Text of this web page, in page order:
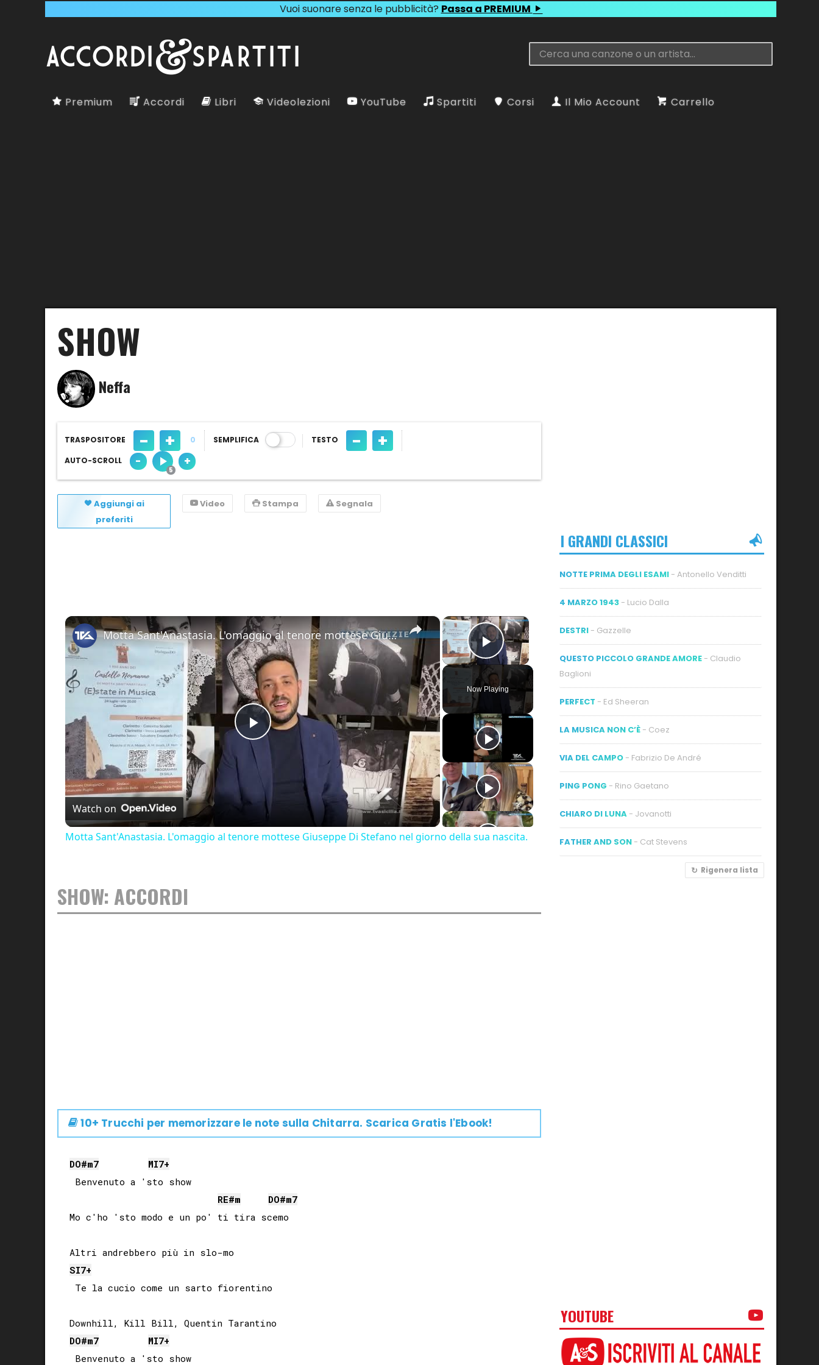
Vuoi suonare senza le pubblicità? Passa a PREMIUM
Premium Accordi Libri Videolezioni YouTube Spartiti Corsi Il Mio Account Carrello
SHOW
Neffa
TRASPOSITORE - + 0 SEMPLIFICA TESTO - +
AUTO-SCROLL - +
Aggiungi ai
preferiti
Video Stampa Segnala
×
Play Video
Now Playing
×
Play
Motta Sant'Anastasia. L'omaggio al tenore mottese Giuseppe Di Stefano nel giorno della sua nascita.
Watch on
Motta Sant'Anastasia. L'omaggio al tenore mottese Giuseppe Di Stefano nel giorno della sua nascita.
SHOW: ACCORDI
10+ Trucchi per memorizzare le note sulla Chitarra. Scarica Gratis l'Ebook!
DO#m7 MI7+
Benvenuto a 'sto show
RE#m DO#m7
Mo c'ho 'sto modo e un po' ti tira scemo
SI7+
Te la cucio come un sarto fiorentino
DO#m7 MI7+
Benvenuto a 'sto show
I GRANDI CLASSICI
NOTTE PRIMA DEGLI ESAMI - Antonello Venditti
4 MARZO 1943 - Lucio Dalla
DESTRI - Gazzelle
QUESTO PICCOLO GRANDE AMORE - Claudio
Baglioni
PERFECT - Ed Sheeran
LA MUSICA NON C’È - Coez
VIA DEL CAMPO - Fabrizio De André
PING PONG - Rino Gaetano
CHIARO DI LUNA - Jovanotti
FATHER AND SON - Cat Stevens
Rigenera lista
YOUTUBE